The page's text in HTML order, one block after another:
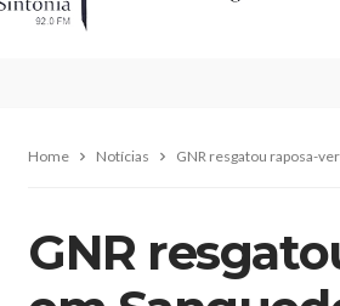
Home Notícias GNR resgatou raposa-
GNR